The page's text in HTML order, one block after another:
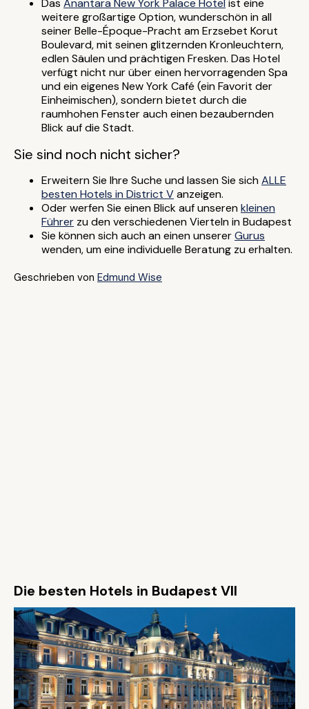
Das Anantara New York Palace Hotel ist eine
weitere großartige Option, wunderschön in all
seiner Belle-Époque-Pracht am Erzsebet Korut
Boulevard, mit seinen glitzernden Kronleuchtern,
edlen Säulen und prächtigen Fresken. Das Hotel
verfügt nicht nur über einen hervorragenden Spa
und ein eigenes New York Café (ein Favorit der
Einheimischen), sondern bietet durch die
raumhohen Fenster auch einen bezaubernden
Blick auf die Stadt.
Sie sind noch nicht sicher?
Erweitern Sie Ihre Suche und lassen Sie sichALLE
besten Hotels in District Vanzeigen.
Oder werfen Sie einen Blick auf unserenkleinen
Führer zu den verschiedenen Vierteln in Budapest
Sie können sich auch an einen unsererGurus
wenden, um eine individuelle Beratung zu erhalten.
Geschrieben von Edmund Wise
Die besten Hotels in Budapest VII